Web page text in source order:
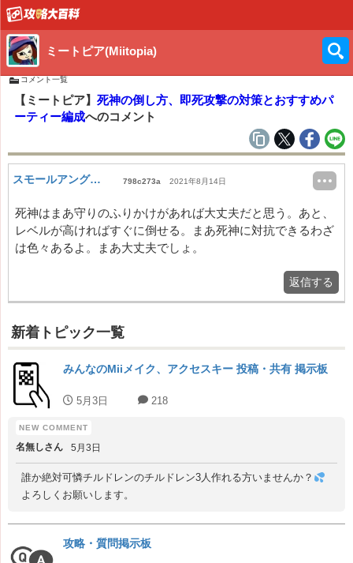
ミートピア(Miitopia)
コメント一覧
【ミートピア】 死神の倒し方、即死攻撃の対策とおすすめパ
ーティー編成へのコメント
スモールアングリー 798c273a 2021年8月14日
死神はまあ守りのふりかけがあれば大丈夫だと思う。あと、
レベルが高ければすぐに倒せる。まあ死神に対抗できるわざ
は色々あるよ。まあ大丈夫でしょ。
返信する
新着トピック一覧
みんなのMiiメイク、アクセスキー 投稿・共有 掲示板
5月3日 218
名無しさん 5月3日
誰か絶対可憐チルドレンのチルドレン3人作れる方いませんか？
よろしくお願いします。
攻略・質問掲示板